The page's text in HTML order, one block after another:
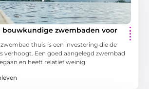
bouwkundige zwembaden voor
thuis is een investering die de
verhoogt. Een goed aangelegd zwembad
en heeft relatief weinig